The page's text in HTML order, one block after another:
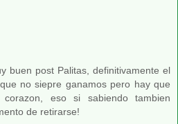
buen post Palitas, definitivamente el
no siepre ganamos pero hay que
eso si sabiendo tambien
de retirarse!